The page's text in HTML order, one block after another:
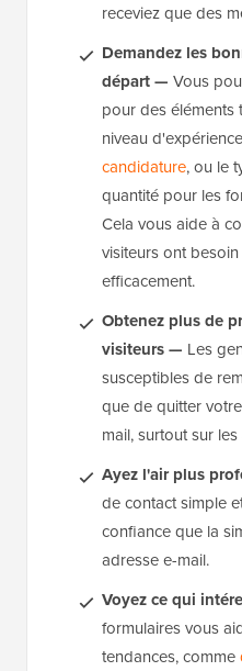
receviez que des
Demandez les
départ — Vous
pour des éléments
niveau
candidature, ou le
quantité pour les
Cela vous aide à
visiteurs ont
efficacement.
Obtenez plus de
visiteurs — Les
susceptibles de
que de quitter
mail, surtout sur
Ayez l'air plus
de contact simple
confiance que la
adresse e-mail.
Voyez ce qui
formulaires vous
tendances, comme